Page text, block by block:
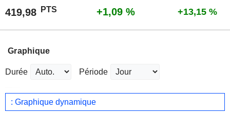
419,98 PTS +1,09 % +13,15 %
Graphique
Durée Période
: Graphique dynamique